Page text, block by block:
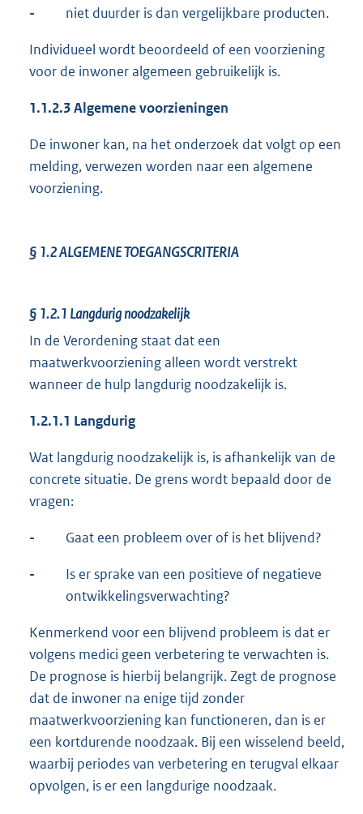
- niet duurder is dan vergelijkbare producten.
Individueel wordt beoordeeld of een voorziening
voor de inwoner algemeen gebruikelijk is.
1.1.2.3Algemene voorzieningen
De inwoner kan, na het onderzoek dat volgt op een
melding, verwezen worden naar een algemene
voorziening.
§ 1.2ALGEMENE TOEGANGSCRITERIA
§ 1.2.1 Langdurig noodzakelijk
In de Verordening staat dat een
maatwerkvoorziening alleen wordt verstrekt
wanneer de hulp langdurig noodzakelijk is.
1.2.1.1 Langdurig
Wat langdurig noodzakelijk is, is afhankelijk van de
concrete situatie. De grens wordt bepaald door de
vragen:
- Gaat een probleem over of is het blijvend?
-
Is er sprake van een positieve of negatieve
ontwikkelingsverwachting?
Kenmerkend voor een blijvend probleem is dat er
volgens medici geen verbetering te verwachten is.
De prognose is hierbij belangrijk. Zegt de prognose
dat de inwoner na enige tijd zonder
maatwerkvoorziening kan functioneren, dan is er
een kortdurende noodzaak. Bij een wisselend beeld,
waarbij periodes van verbetering en terugval elkaar
opvolgen, is er een langdurige noodzaak.